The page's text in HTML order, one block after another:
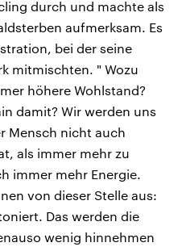
durch und machte als
aufmerksam. Es
bei der seine
mitmischten. " Wozu
höhere Wohlstand?
damit? Wir werden uns
Mensch nicht auch
als immer mehr zu
immer mehr Energie.
von dieser Stelle aus:
Das werden die
wenig hinnehmen